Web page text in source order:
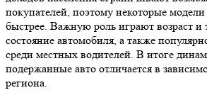
покупателей, поэтому некоторые
быстрее. Важную роль играют возраст и
состояние автомобиля, а также
среди местных водителей. В итоге
подержанные авто отличается в
региона.